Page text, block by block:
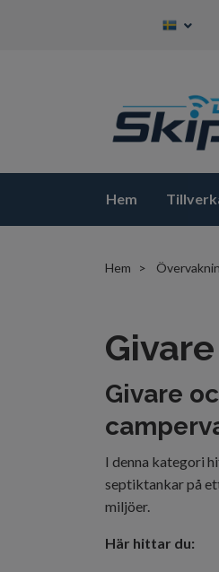
Hem
Hem
Givare
I denna kategori
septiktankar på
miljöer.
Här hittar du: